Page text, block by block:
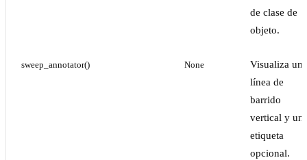
de clase de
objeto.
sweep_annotator() None
Visualiza una
línea de
barrido
vertical y
etiqueta
opcional.